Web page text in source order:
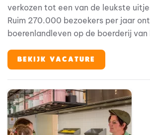
verkozen tot een van de leukste
Ruim 270.000 bezoekers per jaar
boerenlandleven op de boerderij
ontdekken is! Binnen deze
horeca een belangrijke rol in de
BEKIJK VACATURE